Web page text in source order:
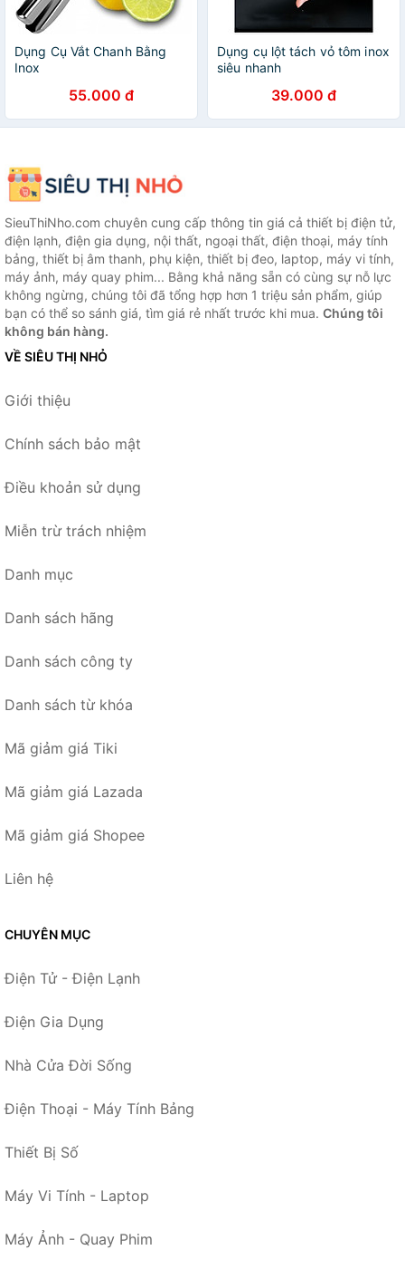
Dụng Cụ Vắt Chanh Bằng
Inox
55.000 đ
Dụng cụ lột tách vỏ tôm inox
siêu nhanh
39.000 đ
SieuThiNho.com chuyên cung cấp thông tin giá cả thiết bị điện tử,
điện lạnh, điện gia dụng, nội thất, ngoại thất, điện thoại, máy tính
bảng, thiết bị âm thanh, phụ kiện, thiết bị đeo, laptop, máy vi tính,
máy ảnh, máy quay phim... Bằng khả năng sẵn có cùng sự nỗ lực
không ngừng, chúng tôi đã tổng hợp hơn 1 triệu sản phẩm, giúp
bạn có thể so sánh giá, tìm giá rẻ nhất trước khi mua. Chúng tôi
không bán hàng.
VỀ SIÊU THỊ NHỎ
Giới thiệu
Chính sách bảo mật
Điều khoản sử dụng
Miễn trừ trách nhiệm
Danh mục
Danh sách hãng
Danh sách công ty
Danh sách từ khóa
Mã giảm giá Tiki
Mã giảm giá Lazada
Mã giảm giá Shopee
Liên hệ
CHUYÊN MỤC
Điện Tử - Điện Lạnh
Điện Gia Dụng
Nhà Cửa Đời Sống
Điện Thoại - Máy Tính Bảng
Thiết Bị Số
Máy Vi Tính - Laptop
Máy Ảnh - Quay Phim